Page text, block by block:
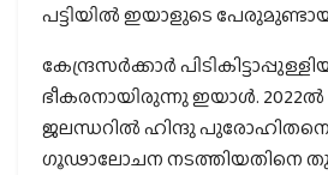
പട്ടിയിൽ ഇയാളുടെ
കേന്ദ്രസർക്കാർ
ഭീകരനായിരുന്നു ഇയാൾ.
ജലന്ധറിൽ ഹിന്ദു
ഗൂഢാലോചന